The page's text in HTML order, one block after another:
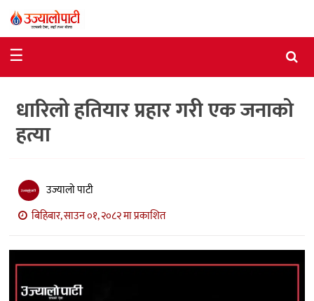
राजनीति
विशेष
आर्थिक
अन्तर्वार्ता
मनोरञ्जन
विज्ञान
प्रविधि
☰
धारिलो हतियार प्रहार गरी एक जनाको
हत्या
उज्यालो पाटी
बिहिबार, साउन ०१, २०८२ मा प्रकाशित